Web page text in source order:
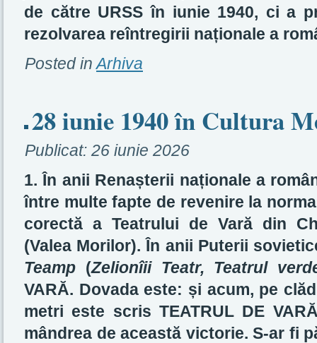
de către URSS în iunie 1940, ci a
rezolvarea reîntregirii naționale a
Posted in Arhiva
28 iunie 1940 în Cultura
Publicat: 26 iunie 2026
1. În anii Renașterii naționale a
între multe fapte de revenire la
corectă a Teatrului de Vară din
(Valea Morilor). În anii Puterii
Театр (Zelionîii Teatr, Teatrul
VARĂ. Dovada este: și acum, pe
metri este scris TEATRUL DE
mândrea de această victorie. S-ar fi